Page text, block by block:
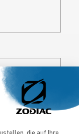
die auf Ihre